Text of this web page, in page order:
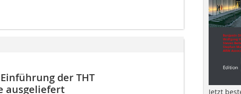
der THT
ausgeliefert
Jetzt